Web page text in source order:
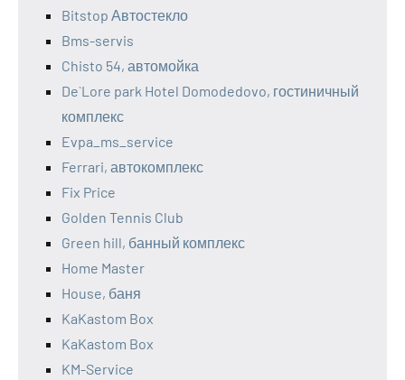
Bitstop Автостекло
Bms-servis
Chisto 54, автомойка
De`Lore park Hotel Domodedovo, гостиничный
комплекс
Evpa_ms_service
Ferrari, автокомплекс
Fix Price
Golden Tennis Club
Green hill, банный комплекс
Home Master
House, баня
KaKastom Box
KaKastom Box
KM-Service